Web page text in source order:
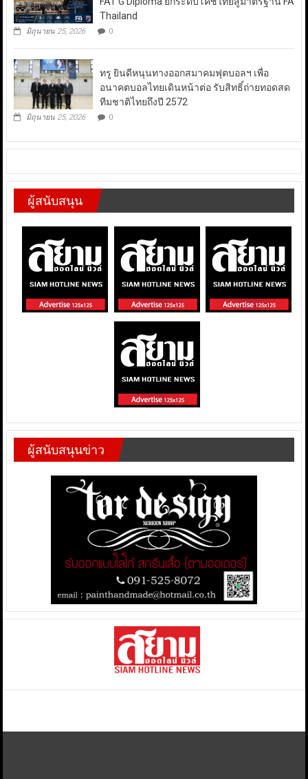
Thailand
มิถุนายน 25, 2026 0
ทรู ยินดีหนุนทางออกสมาคมฟุตบอลฯ เพื่อ
อนาคตบอลไทยเดินหน้าต่อ รับสิทธิ์ถ่ายทอดสด
ทีมชาติไทยถึงปี 2572
มิถุนายน 25, 2026 0
ผู้สนับสนุน
ผู้สนับสนุนข่าว